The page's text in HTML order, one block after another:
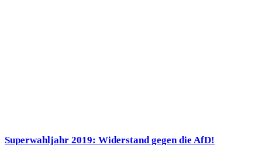
Superwahljahr 2019: Widerstand gegen die AfD!